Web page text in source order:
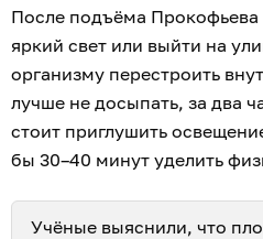
После подъёма Прокофьева
яркий свет или выйти на
организму перестроить
лучше не досыпать, за два
стоит приглушить
бы 30–40 минут уделить
Учёные выяснили, что